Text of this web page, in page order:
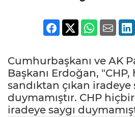
Cumhurbaşkanı ve AK
Başkanı Erdoğan,
sandıktan çıkan iradeye
duymamıştır. CHP
iradeye saygı